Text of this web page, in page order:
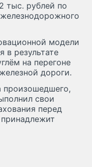
тыс. рублей по
модели
в результате
на перегоне
дороги.
произошедшего,
свои
перед